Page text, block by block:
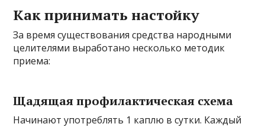
Как принимать настойку
За время существования средства народными
целителями выработано несколько методик
приема:
Щадящая профилактическая схема
Начинают употреблять 1 каплю в сутки. Каждый